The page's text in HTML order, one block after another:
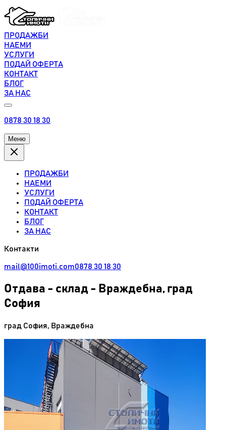
ПРОДАЖБИ
НАЕМИ
УСЛУГИ
ПОДАЙ ОФЕРТА
КОНТАКТ
БЛОГ
ЗА НАС
0878 30 18 30
Меню
ПРОДАЖБИ
НАЕМИ
УСЛУГИ
ПОДАЙ ОФЕРТА
КОНТАКТ
БЛОГ
ЗА НАС
Контакти
mail@100imoti.com0878 30 18 30
Отдава - склад - Враждебна, град
София
град София, Враждебна